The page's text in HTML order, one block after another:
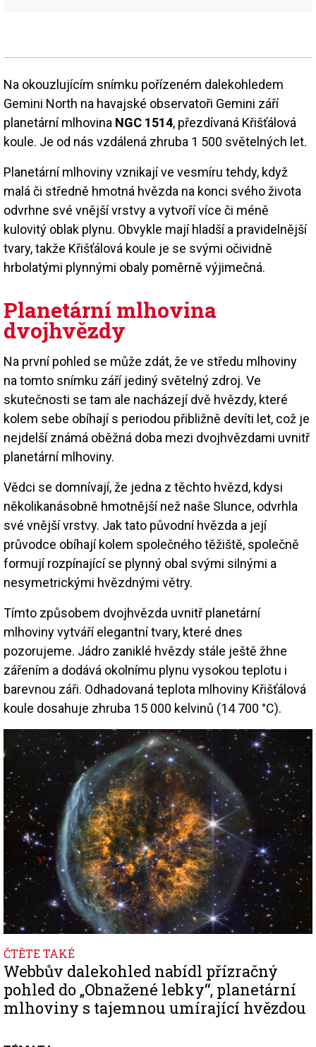
Na okouzlujícím snímku pořízeném dalekohledem
Gemini North na havajské observatoři Gemini září
planetární mlhovina NGC 1514, přezdívaná Křišťálová
koule. Je od nás vzdálená zhruba 1 500 světelných let.
Planetární mlhoviny vznikají ve vesmíru tehdy, když
malá či středně hmotná hvězda na konci svého života
odvrhne své vnější vrstvy a vytvoří více či méně
kulovitý oblak plynu. Obvykle mají hladší a pravidelnější
tvary, takže Křišťálová koule je se svými očividně
hrbolatými plynnými obaly poměrně výjimečná.
Planetární mlhovina
dvojhvězdy
Na první pohled se může zdát, že ve středu mlhoviny
na tomto snímku září jediný světelný zdroj. Ve
skutečnosti se tam ale nacházejí dvě hvězdy, které
kolem sebe obíhají s periodou přibližně devíti let, což je
nejdelší známá oběžná doba mezi dvojhvězdami uvnitř
planetární mlhoviny.
Vědci se domnívají, že jedna z těchto hvězd, kdysi
několikanásobně hmotnější než naše Slunce, odvrhla
své vnější vrstvy. Jak tato původní hvězda a její
průvodce obíhají kolem společného těžiště, společně
formují rozpínající se plynný obal svými silnými a
nesymetrickými hvězdnými větry.
Tímto způsobem dvojhvězda uvnitř planetární
mlhoviny vytváří elegantní tvary, které dnes
pozorujeme. Jádro zaniklé hvězdy stále ještě žhne
zářením a dodává okolnímu plynu vysokou teplotu i
barevnou záři. Odhadovaná teplota mlhoviny Křišťálová
koule dosahuje zhruba 15 000 kelvinů (14 700 °C).
Image
ČTĚTE TAKÉ
Webbův dalekohled nabídl přízračný
pohled do „Obnažené lebky“, planetární
mlhoviny s tajemnou umírající hvězdou